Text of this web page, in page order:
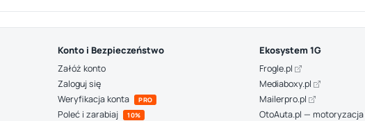
Konto i Bezpieczeństwo
Załóż konto
Zaloguj się
Weryfikacja konta
PRO
Poleć i zarabiaj 10%
Ekosystem 1G
Frogle.pl
Mediaboxy.pl
Mailerpro.pl
OtoAuta.pl — motoryzacja